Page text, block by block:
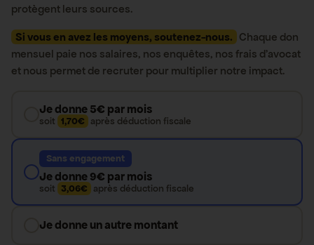
protègent leurs sources.
Si vous en avez les moyens, soutenez-nous. Chaque don
mensuel paie nos salaires, nos enquêtes, nos frais d’avocat
et nous permet de recruter pour multiplier notre impact.
Je donne 5€ par mois
soit 1,70€ après déduction fiscale
Sans engagement
Je donne 9€ par mois
soit 3,06€ après déduction fiscale
Je donne un autre montant